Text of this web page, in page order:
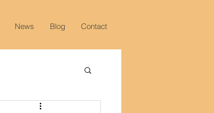
News Blog Contact